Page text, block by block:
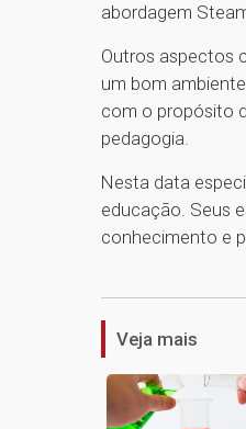
abordagem
Outros aspectos
um bom
com o propósito
pedagogia.
Nesta data
educação. Seus
conhecimento e
Veja mais